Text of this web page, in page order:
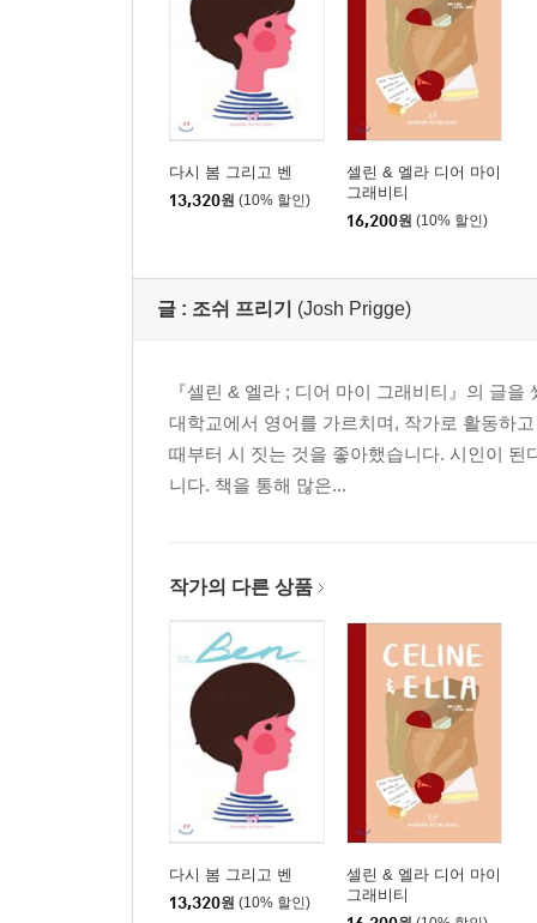
다시 봄 그리고 벤
13,320원 (10% 할인)
셀린 & 엘라 디어 마이
그래비티
16,200원 (10% 할인)
글 : 조쉬 프리기 (Josh Prigge)
『셀린 & 엘라 ; 디어 마이 그래비티』의 글
대학교에서 영어를 가르치며, 작가로 활동하
때부터 시 짓는 것을 좋아했습니다. 시인이
니다. 책을 통해 많은...
작가의 다른 상품
다시 봄 그리고 벤
13,320원 (10% 할인)
셀린 & 엘라 디어 마이
그래비티